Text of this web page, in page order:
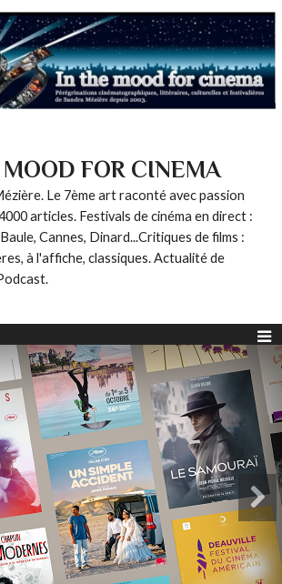
FOR CINEMA
Le 7ème art raconté avec passion
articles. Festivals de cinéma en direct :
Cannes, Dinard...Critiques de films :
à l'affiche, classiques. Actualité de